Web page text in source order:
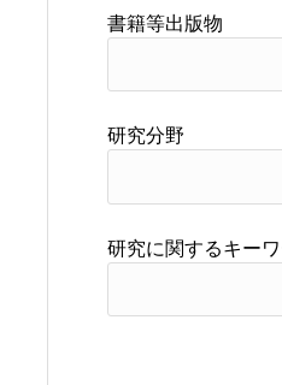
書籍等出版物
研究分野
研究に関するキー